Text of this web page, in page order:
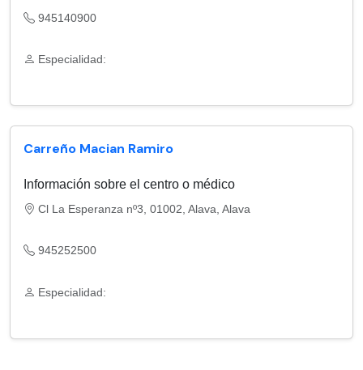
945140900
Especialidad:
Carreño Macian Ramiro
Información sobre el centro o médico
Cl La Esperanza nº3, 01002, Alava, Alava
945252500
Especialidad: